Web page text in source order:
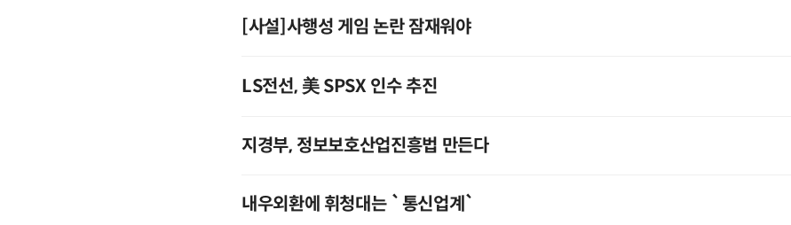
[사설]사행성 게임 논란 잠재워야
LS전선, 美 SPSX 인수 추진
지경부, 정보보호산업진흥법 만든다
내우외환에 휘청대는 `통신업계`